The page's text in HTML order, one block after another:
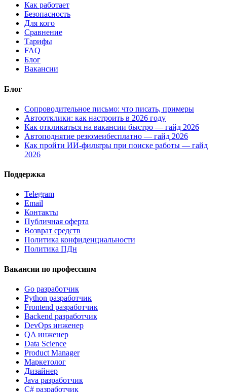
Как работает
Безопасность
Для кого
Сравнение
Тарифы
FAQ
Блог
Вакансии
Блог
Сопроводительное письмо: что писать, примеры
Автоотклики: как настроить в 2026 году
Как откликаться на вакансии быстро — гайд 2026
Автоподнятие резюмеибесплатно — гайд 2026
Как пройти ИИ-фильтры при поиске работы — гайд
2026
Поддержка
Telegram
Email
Контакты
Публичная оферта
Возврат средств
Политика конфиденциальности
Политика ПДн
Вакансии по профессиям
Go разработчик
Python разработчик
Frontend разработчик
Backend разработчик
DevOps инженер
QA инженер
Data Science
Product Manager
Маркетолог
Дизайнер
Java разработчик
C# разработчик